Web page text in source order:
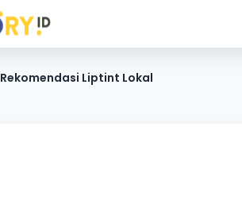
Rekomendasi Liptint Lokal